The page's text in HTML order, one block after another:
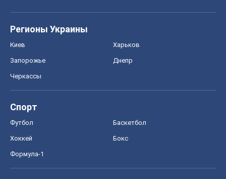
Регионы Украины
Киев Харьков
Запорожье Днепр
Черкассы
Спорт
Футбол Баскетбол
Хоккей Бокс
Формула-1